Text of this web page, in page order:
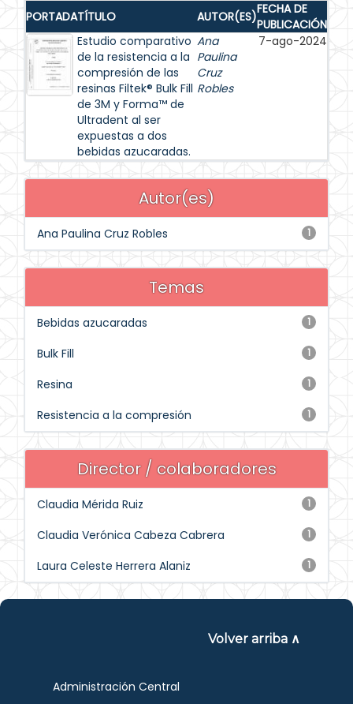
PORTADATÍTULO AUTOR(ES)FECHA DE
PUBLICACIÓN
Estudio comparativo
de la resistencia a la
compresión de las
resinas Filtek® Bulk Fill
de 3M y Forma™ de
Ultradent al ser
expuestas a dos
bebidas azucaradas.
Ana
Paulina
Cruz
Robles
7-ago-2024
Autor(es)
1
Ana Paulina Cruz Robles
Temas
1
Bebidas azucaradas
1
Bulk Fill
1
Resina
1
Resistencia a la compresión
Director / colaboradores
1
Claudia Mérida Ruiz
1
Claudia Verónica Cabeza Cabrera
1
Laura Celeste Herrera Alaniz
Volver arriba ∧
Administración Central